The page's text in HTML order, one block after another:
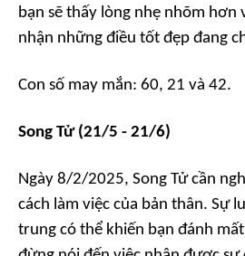
bạn sẽ thấy lòng nhẹ nhõm hơn
nhận những điều tốt đẹp đang
Con số may mắn: 60, 21 và 42.
Song Tử (21/5 - 21/6)
Ngày 8/2/2025, Song Tử cần
cách làm việc của bản thân. Sự
trung có thể khiến bạn đánh